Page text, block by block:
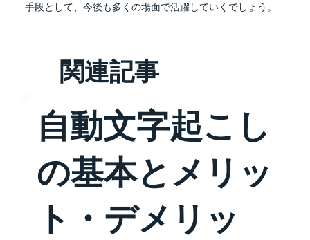
手段として、今後も多くの場面で活躍していくでしょう。
関連記事
自動文字起こし
の基本とメリッ
ト・デメリッ